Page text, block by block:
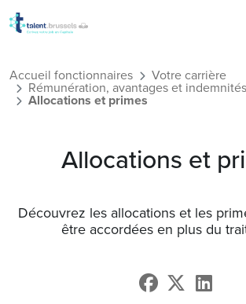
Aller
Accueil fonctionnaires Votre carrière
Rémunération, avantages et indemnités
Allocations et primes
Allocations et
Découvrez les allocations et les
être accordées en plus du